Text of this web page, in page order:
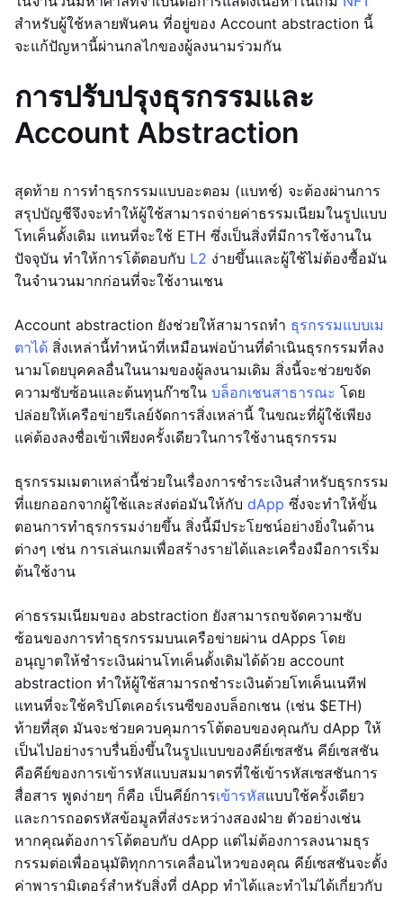
สำหรับผู้ใช้หลายพันคน ที่อยู่ของ Account abstraction นี้
จะแก้ปัญหานี้ผ่านกลไกของผู้ลงนามร่วมกัน
การปรับปรุงธุรกรรมและ
Account Abstraction
สุดท้าย การทำธุรกรรมแบบอะตอม (แบทช์) จะต้องผ่านการ
สรุปบัญชีจึงจะทำให้ผู้ใช้สามารถจ่ายค่าธรรมเนียมในรูปแบบ
โทเค็นดั้งเดิม แทนที่จะใช้ ETH ซึ่งเป็นสิ่งที่มีการใช้งานใน
ปัจจุบัน ทำให้การโต้ตอบกับ L2 ง่ายขึ้นและผู้ใช้ไม่ต้องซื้อมัน
ในจำนวนมากก่อนที่จะใช้งานเชน
Account abstraction ยังช่วยให้สามารถทำ ธุรกรรมแบบเม
ตาได้ สิ่งเหล่านี้ทำหน้าที่เหมือนพ่อบ้านที่ดำเนินธุรกรรมที่ลง
นามโดยบุคคลอื่นในนามของผู้ลงนามเดิม สิ่งนี้จะช่วยขจัด
ความซับซ้อนและต้นทุนก๊าซใน บล็อกเชนสาธารณะ โดย
ปล่อยให้เครือข่ายรีเลย์จัดการสิ่งเหล่านี้ ในขณะที่ผู้ใช้เพียง
แค่ต้องลงชื่อเข้าเพียงครั้งเดียวในการใช้งานธุรกรรม
ธุรกรรมเมตาเหล่านี้ช่วยในเรื่องการชำระเงินสำหรับธุรกรรม
ที่แยกออกจากผู้ใช้และส่งต่อมันให้กับ dApp ซึ่งจะทำให้ขั้น
ตอนการทำธุรกรรมง่ายขึ้น สิ่งนี้มีประโยชน์อย่างยิ่งในด้าน
ต่างๆ เช่น การเล่นเกมเพื่อสร้างรายได้และเครื่องมือการเริ่ม
ต้นใช้งาน
ค่าธรรมเนียมของ abstraction ยังสามารถขจัดความซับ
ซ้อนของการทำธุรกรรมบนเครือข่ายผ่าน dApps โดย
อนุญาตให้ชำระเงินผ่านโทเค็นดั้งเดิมได้ด้วย account
abstraction ทำให้ผู้ใช้สามารถชำระเงินด้วยโทเค็นเนทีฟ
แทนที่จะใช้คริปโตเคอร์เรนซีของบล็อกเชน (เช่น $ETH)
ท้ายที่สุด มันจะช่วยควบคุมการโต้ตอบของคุณกับ dApp ให้
เป็นไปอย่างราบรื่นยิ่งขึ้นในรูปแบบของคีย์เซสชัน คีย์เซสชัน
คือคีย์ของการเข้ารหัสแบบสมมาตรที่ใช้เข้ารหัสเซสชันการ
สื่อสาร พูดง่ายๆ ก็คือ เป็นคีย์การเข้ารหัสแบบใช้ครั้งเดียว
และการถอดรหัสข้อมูลที่ส่งระหว่างสองฝ่าย ตัวอย่างเช่น
หากคุณต้องการโต้ตอบกับ dApp แต่ไม่ต้องการลงนามธุร
กรรมต่อเพื่ออนุมัติทุกการเคลื่อนไหวของคุณ คีย์เซสชันจะตั้ง
ค่าพารามิเตอร์สำหรับสิ่งที่ dApp ทำได้และทำไม่ได้เกี่ยวกับ